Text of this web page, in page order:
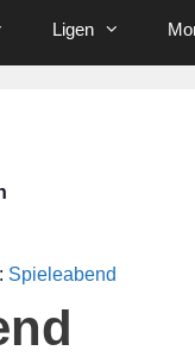
Ligen
Spieleabend